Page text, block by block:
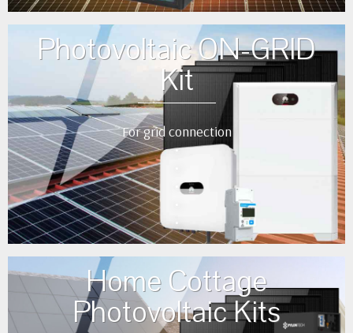
Photovoltaic ON-GRID
Kit
For grid connection
•
•
Home Cottage
Photovoltaic Kits